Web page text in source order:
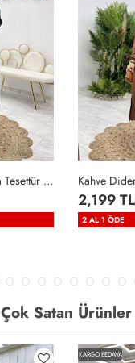
Siyah Didem Takım Tesettür Giyim Siyah
2,199 TL
2 AL 1 ÖDE
Çok Satan Ürünler
KARGO BEDAVA